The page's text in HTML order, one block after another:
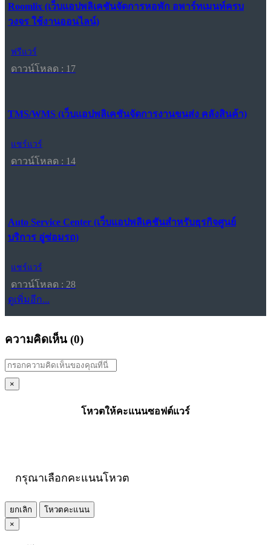
Roomlix (เว็บแอปพลิเคชันจัดการหอพัก อพาร์ทเมนท์ครบ
วงจร ใช้งานออนไลน์)
ฟรีแวร์
ดาวน์โหลด : 17
TMS/WMS (เว็บแอปพลิเคชันจัดการงานขนส่ง คลังสินค้า)
แชร์แวร์
ดาวน์โหลด : 14
Auto Service Center (เว็บแอปพลิเคชันสำหรับธุรกิจศูนย์
บริการ อู่ซ่อมรถ)
แชร์แวร์
ดาวน์โหลด : 28
ดูเพิ่มอีก...
ความคิดเห็น (0)
×
โหวตให้คะแนนซอฟต์แวร์
กรุณาเลือกคะแนนโหวต
ยกเลิก
โหวตคะแนน
×